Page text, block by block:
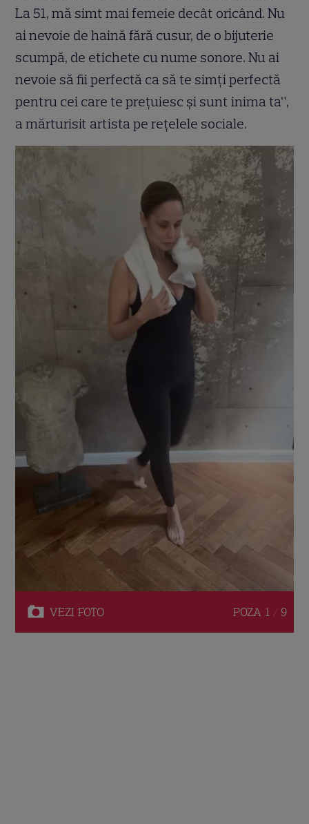
La 51, mă simt mai femeie decât oricând. Nu
ai nevoie de haină fără cusur, de o bijuterie
scumpă, de etichete cu nume sonore. Nu ai
nevoie să fii perfectă ca să te simți perfectă
pentru cei care te prețuiesc și sunt inima ta”,
a mărturisit artista pe rețelele sociale.
VEZI FOTO POZA 1 / 9